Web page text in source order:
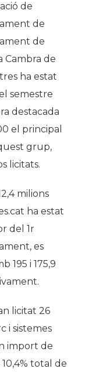
de
de
de
Cambra de
ha estat
semestre
destacada
el principal
grup,
licitats.
milions
ha estat
del 1r
es
195 i 175,9
licitat 26
i sistemes
import de
10,4% total de